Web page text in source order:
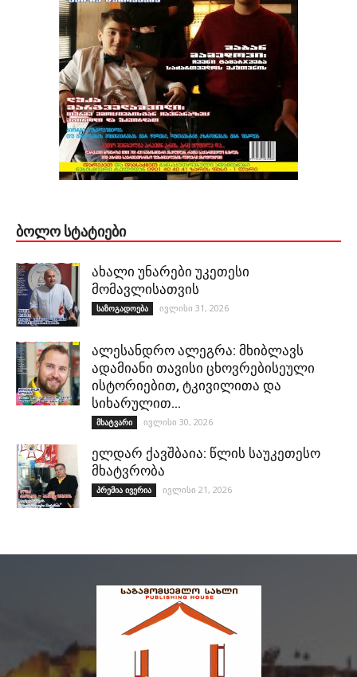
ᲑᲝᲚᲝ ᲡᲢᲐᲢᲘᲔᲑᲘ
ახალი უნარები უკეთესი
მომავლისათვის
საზოგადოება ივლისი 31, 2026
ალესანდრო ალეგრა: მხიბლავს
ადამიანი თავისი ცხოვრებისეული
ისტორიებით, ტკივილითა და
სიხარულით…
მხატვარი ივლისი 30, 2026
ელდარ ქავშბაია: წლის საუკეთესო
მხატვრობა
პრემია ივერია ივლისი 21, 2026